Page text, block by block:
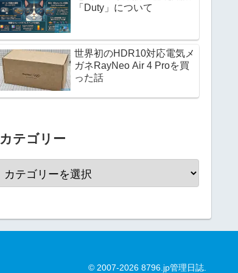
「Duty」について
世界初のHDR10対応電気メ
ガネRayNeo Air 4 Proを買
った話
カテゴリー
© 2007-2026 8796.jp管理日誌.